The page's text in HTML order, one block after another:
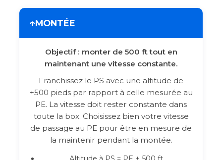
↑MONTÉE
Objectif : monter de 500 ft tout en
maintenant une vitesse constante.
Franchissez le PS avec une altitude de
+500 pieds par rapport à celle mesurée au
PE. La vitesse doit rester constante dans
toute la box. Choisissez bien votre vitesse
de passage au PE pour être en mesure de
la maintenir pendant la montée.